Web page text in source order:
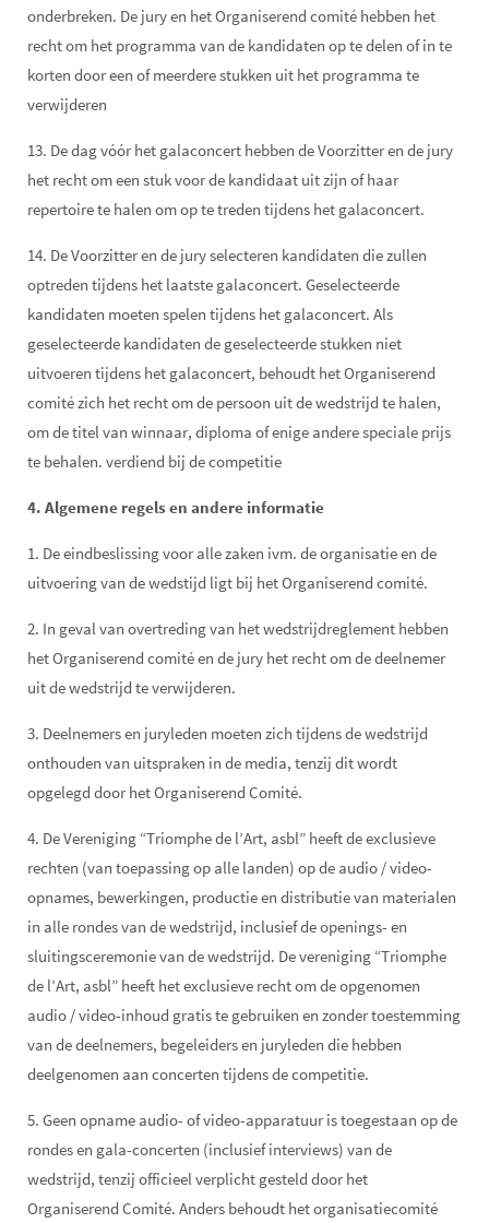
onderbreken. De jury en het Organiserend comité hebben het
recht om het programma van de kandidaten op te delen of in te
korten door een of meerdere stukken uit het programma te
verwijderen
13. De dag vóór het galaconcert hebben de Voorzitter en de jury
het recht om een stuk voor de kandidaat uit zijn of haar
repertoire te halen om op te treden tijdens het galaconcert.
14. De Voorzitter en de jury selecteren kandidaten die zullen
optreden tijdens het laatste galaconcert. Geselecteerde
kandidaten moeten spelen tijdens het galaconcert. Als
geselecteerde kandidaten de geselecteerde stukken niet
uitvoeren tijdens het galaconcert, behoudt het Organiserend
comité zich het recht om de persoon uit de wedstrijd te halen,
om de titel van winnaar, diploma of enige andere speciale prijs
te behalen. verdiend bij de competitie
4. Algemene regels en andere informatie
1. De eindbeslissing voor alle zaken ivm. de organisatie en de
uitvoering van de wedstijd ligt bij het Organiserend comité.
2. In geval van overtreding van het wedstrijdreglement hebben
het Organiserend comité en de jury het recht om de deelnemer
uit de wedstrijd te verwijderen.
3. Deelnemers en juryleden moeten zich tijdens de wedstrijd
onthouden van uitspraken in de media, tenzij dit wordt
opgelegd door het Organiserend Comité.
4. De Vereniging “Triomphe de l’Art, asbl” heeft de exclusieve
rechten (van toepassing op alle landen) op de audio / video-
opnames, bewerkingen, productie en distributie van materialen
in alle rondes van de wedstrijd, inclusief de openings- en
sluitingsceremonie van de wedstrijd. De vereniging “Triomphe
de l’Art, asbl” heeft het exclusieve recht om de opgenomen
audio / video-inhoud gratis te gebruiken en zonder toestemming
van de deelnemers, begeleiders en juryleden die hebben
deelgenomen aan concerten tijdens de competitie.
5. Geen opname audio- of video-apparatuur is toegestaan op de
rondes en gala-concerten (inclusief interviews) van de
wedstrijd, tenzij officieel verplicht gesteld door het
Organiserend Comité. Anders behoudt het organisatiecomité